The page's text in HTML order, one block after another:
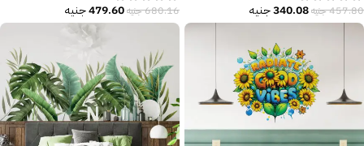
457.80جنيه340.08جنيه 680.16جنيه479.60جنيه